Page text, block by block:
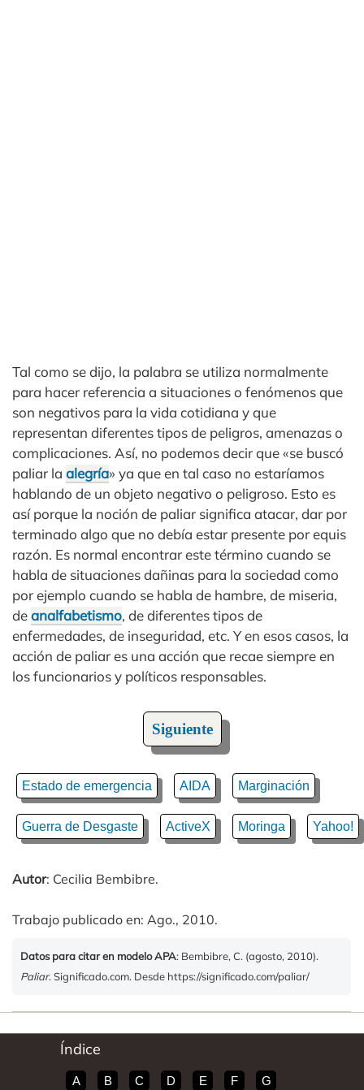
Tal como se dijo, la palabra se utiliza normalmente
para hacer referencia a situaciones o fenómenos que
son negativos para la vida cotidiana y que
representan diferentes tipos de peligros, amenazas o
complicaciones. Así, no podemos decir que «se buscó
paliar la alegría» ya que en tal caso no estaríamos
hablando de un objeto negativo o peligroso. Esto es
así porque la noción de paliar significa atacar, dar por
terminado algo que no debía estar presente por equis
razón. Es normal encontrar este término cuando se
habla de situaciones dañinas para la sociedad como
por ejemplo cuando se habla de hambre, de miseria,
deanalfabetismo, de diferentes tipos de
enfermedades, de inseguridad, etc. Y en esos casos, la
acción de paliar es una acción que recae siempre en
los funcionarios y políticos responsables.
Siguiente
Estado de emergencia AIDA Marginación
Guerra de Desgaste ActiveX Moringa Yahoo!
Autor: Cecilia Bembibre.
Trabajo publicado en: Ago., 2010.
Datos para citar en modelo APA: Bembibre, C. (agosto, 2010).
Paliar. Significado.com. Desde https://significado.com/paliar/
Índice
A B C D E F G